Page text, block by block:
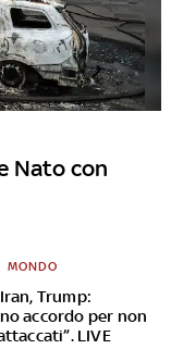
Nato con
Trump:
accordo per non
LIVE
MONDO